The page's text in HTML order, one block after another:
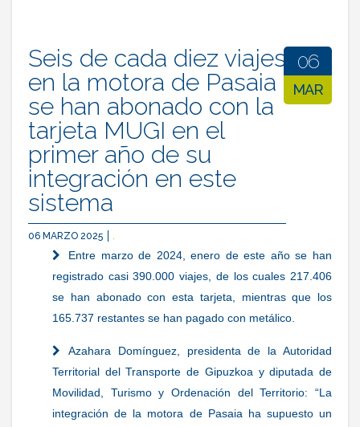
Seis de cada diez viajes
en la motora de Pasaia
se han abonado con la
tarjeta MUGI en el
primer año de su
integración en este
sistema
06
MAR
06 MARZO 2025 .
Entre marzo de 2024, enero de este año se han
registrado casi 390.000 viajes, de los cuales 217.406
se han abonado con esta tarjeta, mientras que los
165.737 restantes se han pagado con metálico.
Azahara Domínguez, presidenta de la Autoridad
Territorial del Transporte de Gipuzkoa y diputada de
Movilidad, Turismo y Ordenación del Territorio: “La
integración de la motora de Pasaia ha supuesto un